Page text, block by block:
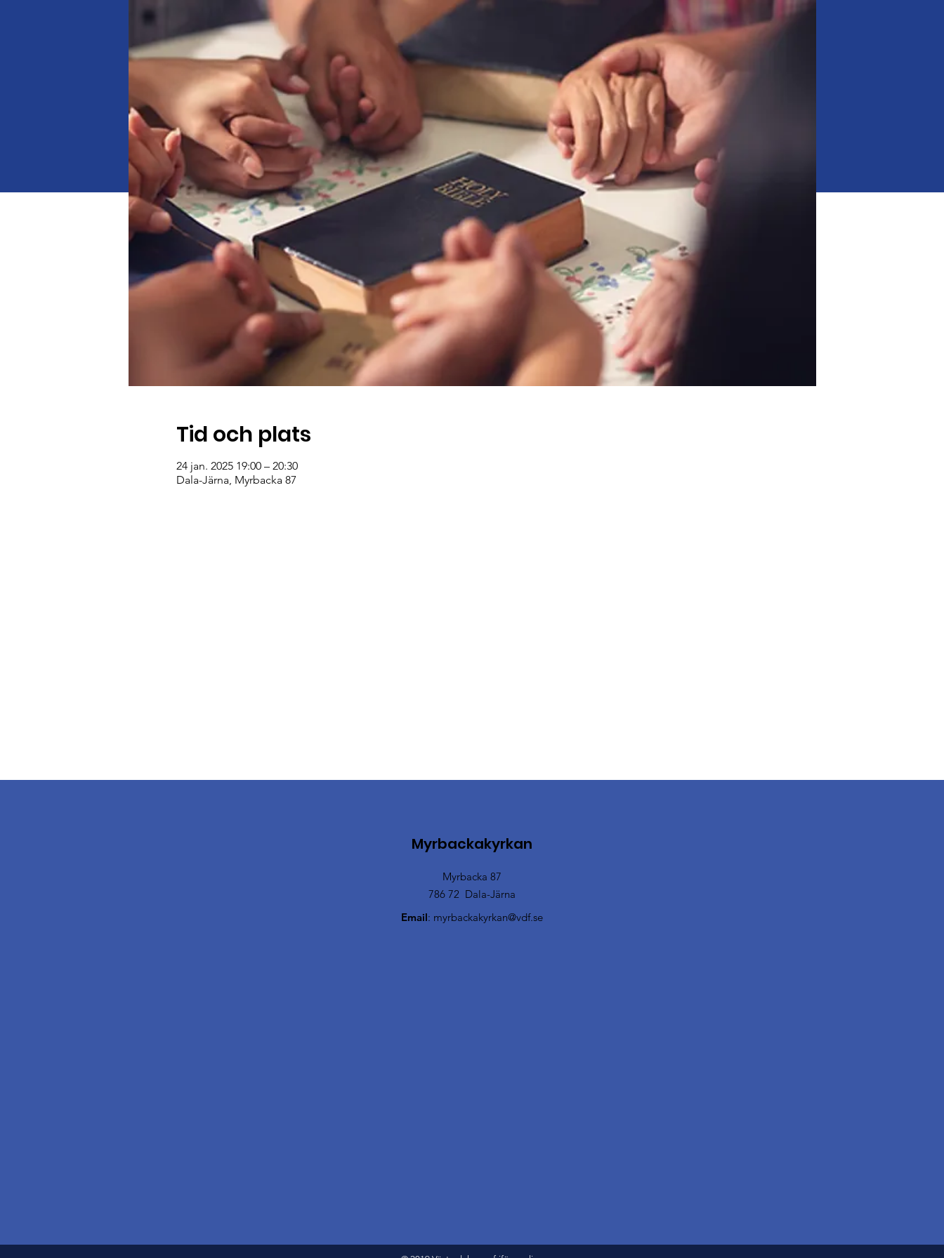
Tid och plats
24 jan. 2025 19:00 – 20:30
Dala-Järna, Myrbacka 87
Myrbackakyrkan
Email: myrbackakyrkan@vdf.se
Myrbacka 87
786 72 Dala-Järna